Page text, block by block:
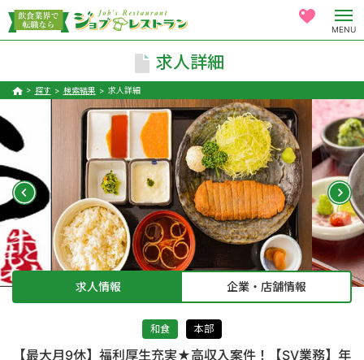
MENU
求人詳細
探す 検索結果 求人詳細
求人情報 企業・店舗情報
和食 本部
【最大月9休】福利厚生充実★高収入案件！【SV業務】年